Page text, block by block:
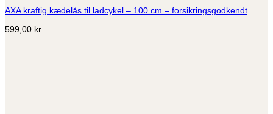
AXA kraftig kædelås til ladcykel – 100 cm – forsikringsgodkendt
599,00 kr.